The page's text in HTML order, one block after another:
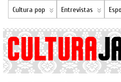
Cultura pop Entrevistas